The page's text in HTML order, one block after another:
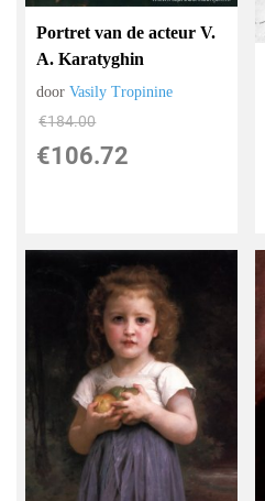
Portret van de acteur V.
A. Karatyghin
doorVasily Tropinine
€184.00
€106.72